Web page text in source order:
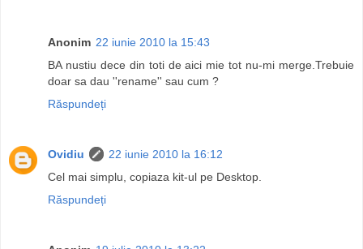
Anonim 22 iunie 2010 la 15:43
BA nustiu dece din toti de aici mie tot nu-mi merge.Trebuie
doar sa dau ''rename'' sau cum ?
Răspundeți
Ovidiu
22 iunie 2010 la 16:12
Cel mai simplu, copiaza kit-ul pe Desktop.
Răspundeți